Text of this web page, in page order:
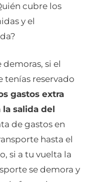
cubre los
y el
demoras, si el
tenías reservado
gastos extra
salida del
de gastos en
hasta el
si a tu vuelta la
se demora y